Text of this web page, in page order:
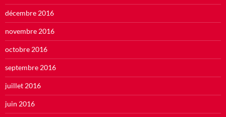
décembre 2016
novembre 2016
octobre 2016
septembre 2016
juillet 2016
juin 2016